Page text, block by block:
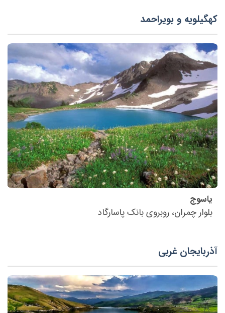
کهگیلویه و بویراحمد
یاسوج
بلوار چمران، روبروی بانک پاسارگاد
آذربایجان غربی